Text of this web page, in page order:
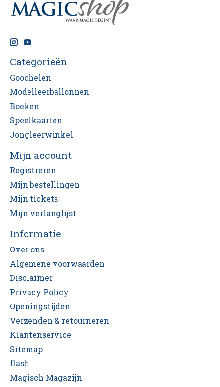
Categorieën
Goochelen
Modelleerballonnen
Boeken
Speelkaarten
Jongleerwinkel
Mijn account
Registreren
Mijn bestellingen
Mijn tickets
Mijn verlanglijst
Informatie
Over ons
Algemene voorwaarden
Disclaimer
Privacy Policy
Openingstijden
Verzenden & retourneren
Klantenservice
Sitemap
flash
Magisch Magazijn